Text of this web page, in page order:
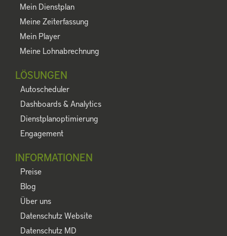
Mein Dienstplan
Meine Zeiterfassung
Mein Player
Meine Lohnabrechnung
LÖSUNGEN
Autoscheduler
Dashboards & Analytics
Dienstplanoptimierung
Engagement
INFORMATIONEN
Preise
Blog
Über uns
Datenschutz Website
Datenschutz MD